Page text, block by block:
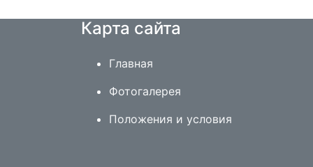
Карта сайта
Главная
Фотогалерея
Положения и условия